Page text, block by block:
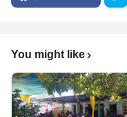
You might like